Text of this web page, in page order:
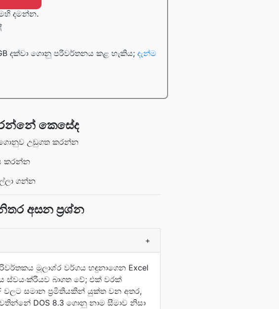
දමන්න.
දක්වා ගොනු පරිවර්තනය කළ හැකිය; දැන්ම
කෙසේද
ගොනුව උඩුගත කරන්න
කරන්න
ගන්න
අසන ප්‍රශ්න
+
මූලාශ්ර වර්ගය හඳුනාගෙන Excel
ස්වයංක්රීයව බාගත වේ; එක් වරක්
වලට සමාන ප්‍රමිතියකින් යුක්ත වන අතර,
DOS 8.3 ගොනු නාම සීමාව නිසා